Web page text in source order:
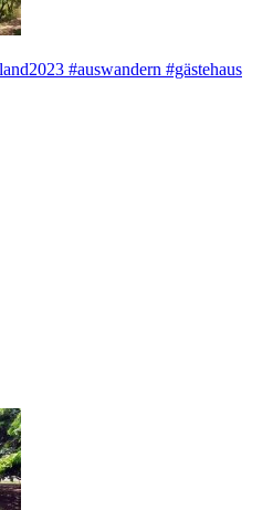
#auswandern #gästehaus